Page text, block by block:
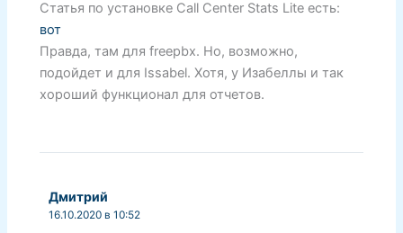
Статья по установке Call Center Stats Lite есть:
вот
Правда, там для freepbx. Но, возможно,
подойдет и для Issabel. Хотя, у Изабеллы и так
хороший функционал для отчетов.
Дмитрий
16.10.2020 в 10:52